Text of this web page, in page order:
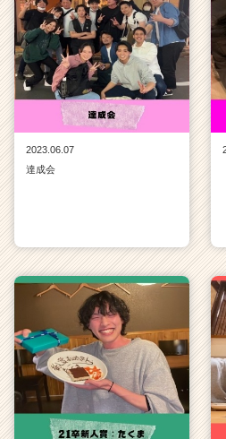
2023.06.07
達成会